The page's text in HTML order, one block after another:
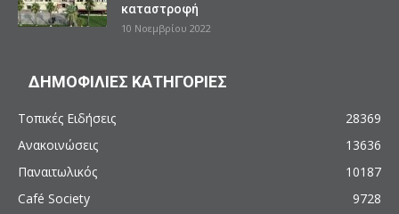
καταστροφή
10 Νοεμβρίου 2022
ΔΗΜΟΦΙΛΙΕΣ ΚΑΤΗΓΟΡΙΕΣ
Τοπικές Ειδήσεις
28369
Ανακοινώσεις
13636
Παναιτωλικός
10187
Café Society
9728